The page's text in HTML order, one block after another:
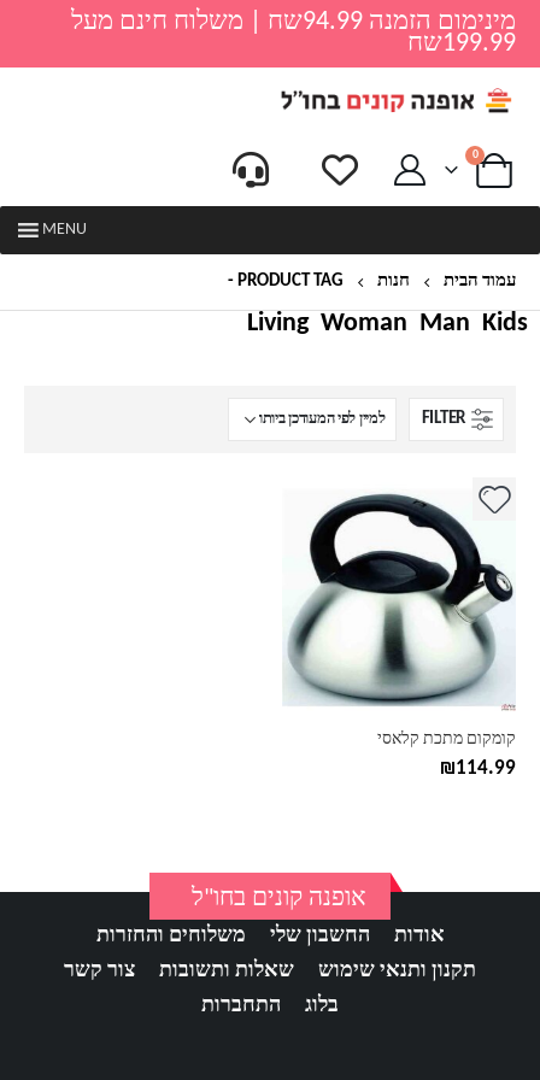
מינימום הזמנה 94.99שח | משלוח חינם מעל
199.99שח
0
MENU
עמוד הבית חנות PRODUCT TAG -
Kids
Man
Woman
Living
FILTER
קומקום מתכת קלאסי
₪114.99
אופנה קונים בחו"ל
אודות החשבון שלי
משלוחים והחזרות
תקנון ותנאי שימוש
שאלות ותשובות
צור קשר
בלוג
התחברות